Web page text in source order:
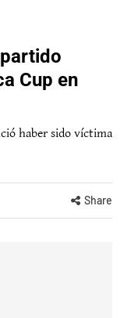
Cup en
haber sido víctima
Share